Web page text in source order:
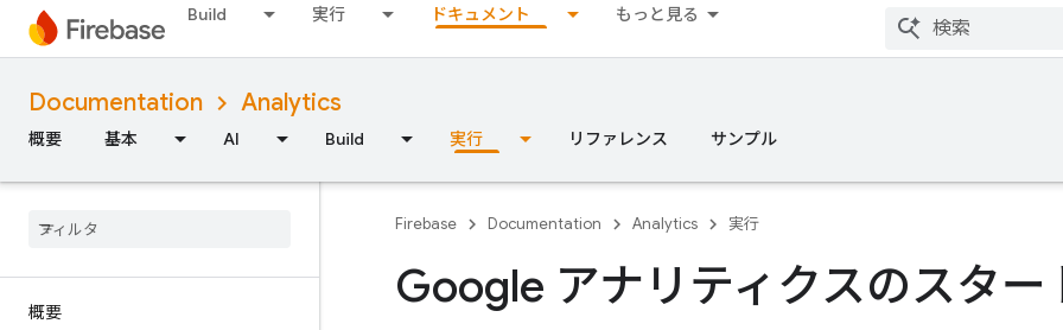
Build 実行 ドキュメント もっと見る
Documentation Analytics
概要 基本 AI Build 実行 リファレンス サンプル
概要
Firebase Documentation Analytics 実行
Google アナリティクスのスター